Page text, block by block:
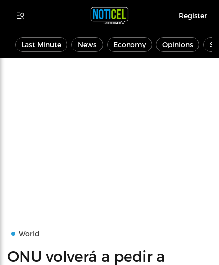
Register
Last Minute News Economy Opinions
World
ONU volverá a pedir a